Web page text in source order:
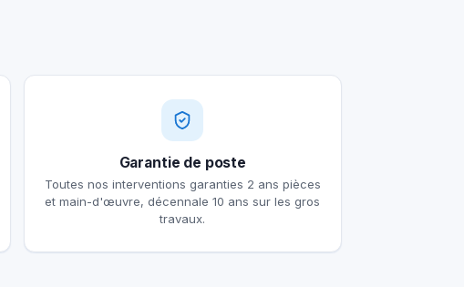
Garantie de poste
Toutes nos interventions garanties 2 ans pièces
et main-d'œuvre, décennale 10 ans sur les gros
travaux.